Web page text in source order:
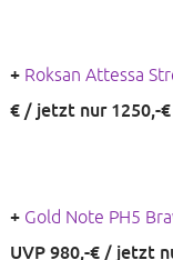
+ Roksan Attessa
€ / jetzt nur 1250,-€
+ Gold Note PH5
UVP 980,-€ / jetzt